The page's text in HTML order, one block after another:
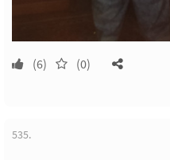
(6) (0)
535.